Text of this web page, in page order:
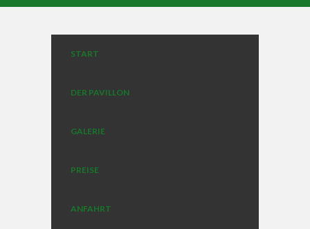
START
DER PAVILLON
GALERIE
PREISE
ANFAHRT